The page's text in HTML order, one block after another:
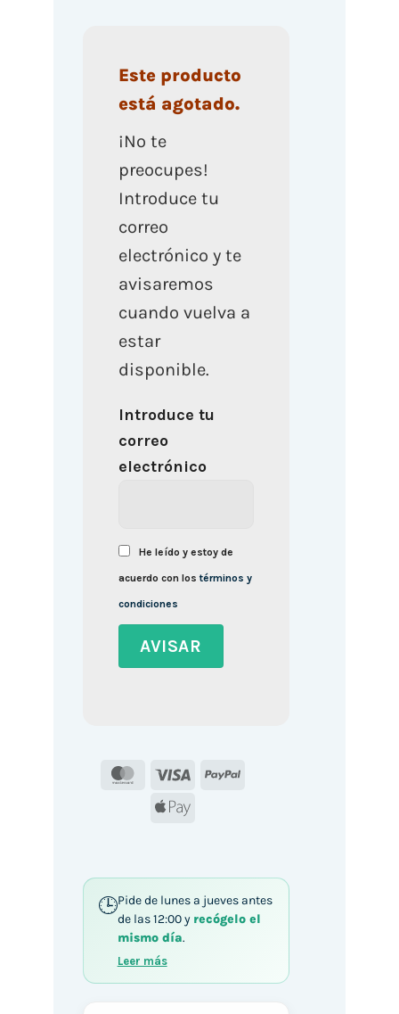
Este producto
está agotado.
¡No te
preocupes!
Introduce tu
correo
electrónico y te
avisaremos
cuando vuelva a
estar
disponible.
Introduce tu
correo
electrónico
He leído y estoy de
acuerdo con lostérminos y
condiciones
MasterCard
Visa
PayPal
Apple
Pide de lunes a jueves antes
de las 12:00 y recógelo el
mismo día.
Leer más